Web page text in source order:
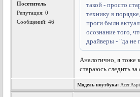
Посетитель
Репутация:0
Сообщений: 46
такой - просто
технику в
проги были
осознание того,
драйверы - "да не
Аналогично, я тоже
стараюсь следить
Модель ноутбука: Acer